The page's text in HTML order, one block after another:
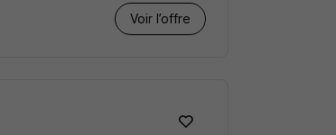
Voir l’offre